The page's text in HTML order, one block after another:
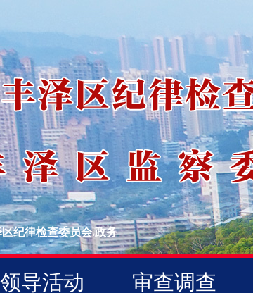
纪律检查委员会.政务
领导活动 审查调查